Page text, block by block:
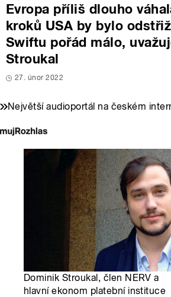
Evropa příliš dlouho
kroků USA by bylo
Swiftu pořád málo,
Stroukal
27. únor 2022
Největší audioportál na českém
Dominik Stroukal, člen NERV a
hlavní ekonom platební instituce